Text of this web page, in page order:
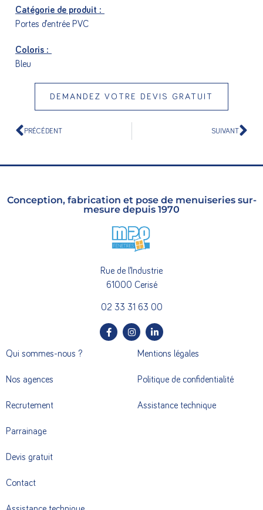
Catégorie de produit :
Portes d’entrée PVC
Coloris :
Bleu
DEMANDEZ VOTRE DEVIS GRATUIT
PRÉCÉDENT SUIVANT
Conception, fabrication et pose de menuiseries sur-
mesure depuis 1970
Rue de l’Industrie
61000 Cerisé
02 33 31 63 00
Qui sommes-nous ?
Nos agences
Recrutement
Parrainage
Devis gratuit
Contact
Mentions légales
Politique de confidentialité
Assistance technique